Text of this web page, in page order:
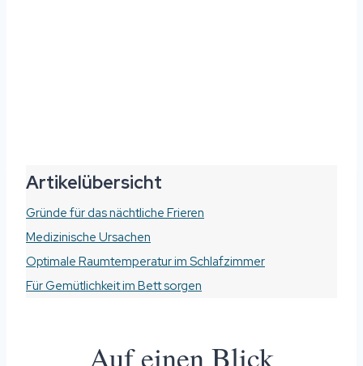
Artikelübersicht
Gründe für das nächtliche Frieren
Medizinische Ursachen
Optimale Raumtemperatur im Schlafzimmer
Für Gemütlichkeit im Bett sorgen
Auf einen Blick